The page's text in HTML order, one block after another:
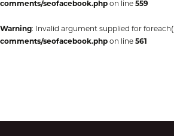
comments/seofacebook.php on line 559
Warning: Invalid argument supplied for
comments/seofacebook.php on line 561